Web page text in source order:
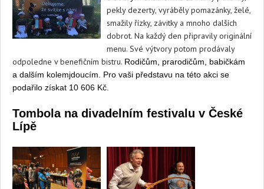
pekly dezerty, vyráběly pomazánky, želé,
smažily řízky, závitky a mnoho dalších
dobrot. Na každý den připravily originální
menu. Své výtvory potom prodávaly
odpoledne v benefičním bistru. Rodičům, prarodičům, babičkám
a dalším kolemjdoucím. Pro vaši představu na této akci se
podařilo získat 10 606 Kč.
Tombola na divadelním festivalu v České
Lípě